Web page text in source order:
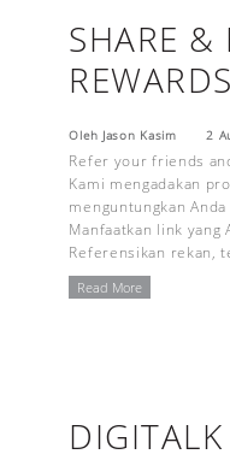
SHARE &
REWARDS
Oleh Jason Kasim 2
Refer your friends
Kami mengadakan
menguntungkan
Manfaatkan link yang
Referensikan rekan,
Read More